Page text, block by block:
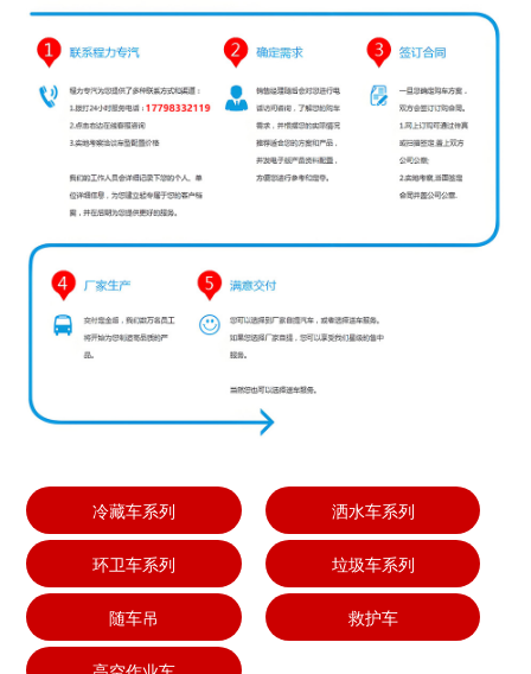
冷藏车系列 洒水车系列
环卫车系列 垃圾车系列
随车吊 救护车